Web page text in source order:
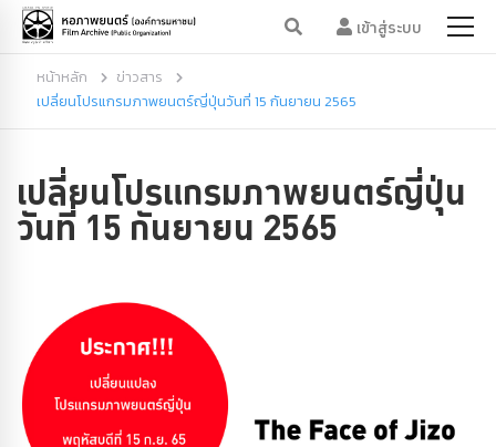
เข้าสู่ระบบ
หน้าหลัก
ข่าวสาร
เปลี่ยนโปรแกรมภาพยนตร์ญี่ปุ่นวันที่ 15 กันยายน 2565
เปลี่ยนโปรแกรมภาพยนตร์ญี่ปุ่น
วันที่ 15 กันยายน 2565